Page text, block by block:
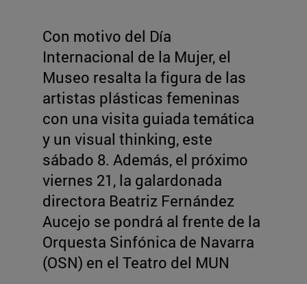
Con motivo del Día
Internacional de la Mujer, el
Museo resalta la figura de las
artistas plásticas femeninas
con una visita guiada temática
y un visual thinking, este
sábado 8. Además, el próximo
viernes 21, la galardonada
directora Beatriz Fernández
Aucejo se pondrá al frente de la
Orquesta Sinfónica de Navarra
(OSN) en el Teatro del MUN